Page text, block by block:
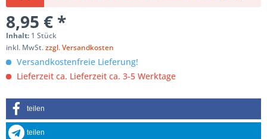
8,95 € *
Inhalt: 1 Stück
inkl. MwSt.zzgl. Versandkosten
Versandkostenfreie Lieferung!
Lieferzeit ca. Lieferzeit ca. 3-5 Werktage
teilen
teilen